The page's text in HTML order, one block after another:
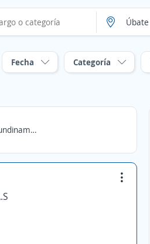
Fecha Categoría